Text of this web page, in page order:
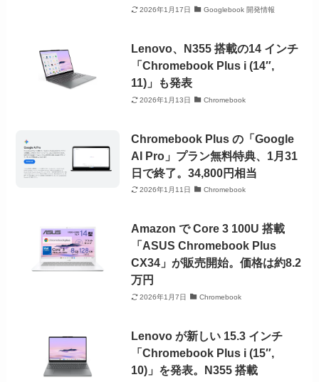
2026年1月17日 Googlebook 開発情報
Lenovo、N355 搭載の14 インチ
「Chromebook Plus i (14″,
11)」も発表
2026年1月13日 Chromebook
Chromebook Plus の「Google
AI Pro」プラン無料特典、1月31
日で終了。34,800円相当
2026年1月11日 Chromebook
Amazon で Core 3 100U 搭載
「ASUS Chromebook Plus
CX34」が販売開始。価格は約8.2
万円
2026年1月7日 Chromebook
Lenovo が新しい 15.3 インチ
「Chromebook Plus i (15″,
10)」を発表。N355 搭載